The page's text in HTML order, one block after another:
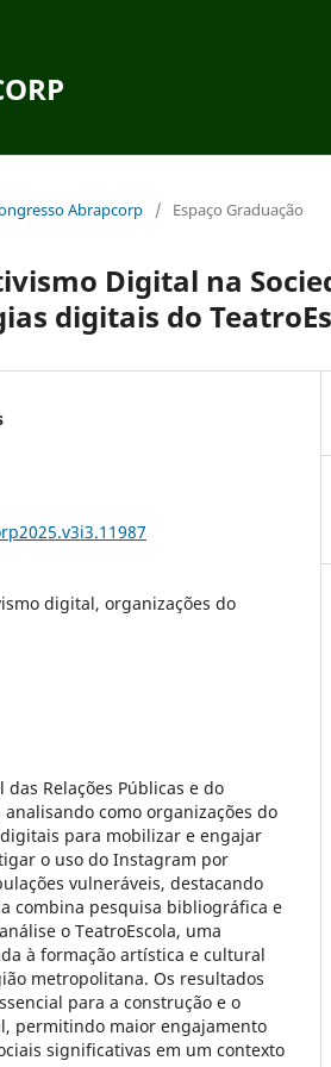
Abrapcorp / Espaço Graduação
Digital na
digitais do
digital, organizações do
Relações Públicas e do
como organizações do
para mobilizar e engajar
o uso do Instagram por
vulneráveis, destacando
combina pesquisa bibliográfica e
o TeatroEscola, uma
à formação artística e cultural
metropolitana. Os resultados
para a construção e o
permitindo maior engajamento
significativas em um contexto